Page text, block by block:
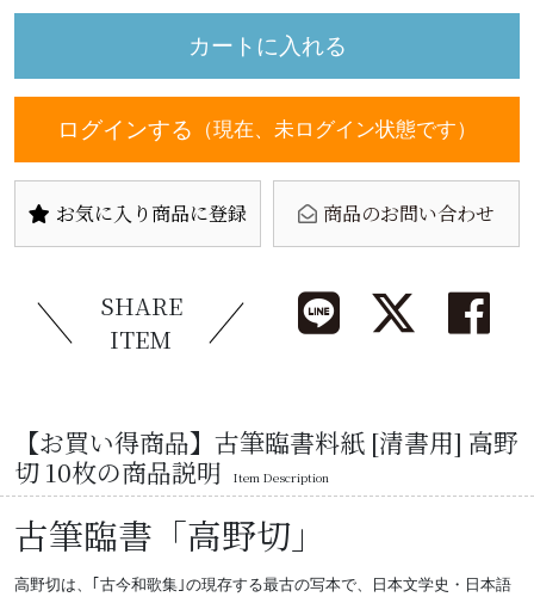
ログインする （現在、未ログイン状態です）
お気に入り商品に登録 商品のお問い合わせ
SHARE
ITEM
【お買い得商品】古筆臨書料紙 [清書用] 高野
切 10枚の商品説明
Item Description
古筆臨書「高野切」
高野切は、｢古今和歌集｣の現存する最古の写本で、日本文学史・日本語